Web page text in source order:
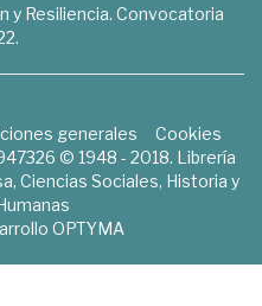
y Resiliencia. Convocatoria
generales
Cookies
© 1948 - 2018. Librería
Ciencias Sociales, Historia y
OPTYMA